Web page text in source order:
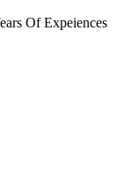
Of Expeiences